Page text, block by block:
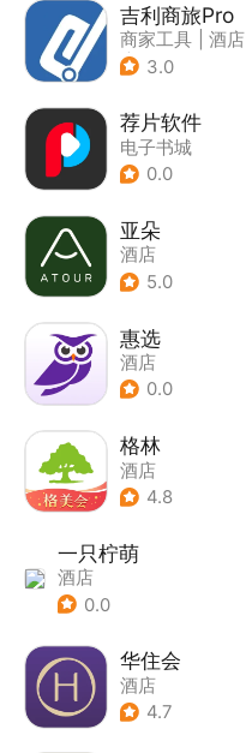
吉利商旅Pro
商家工具
酒店
| 飞机/航班
3.0
荐片软件
电子书城
0.0
亚朵
酒店
5.0
惠选
酒店
0.0
格林
酒店
4.8
一只柠萌
酒店
0.0
华住会
酒店
4.7